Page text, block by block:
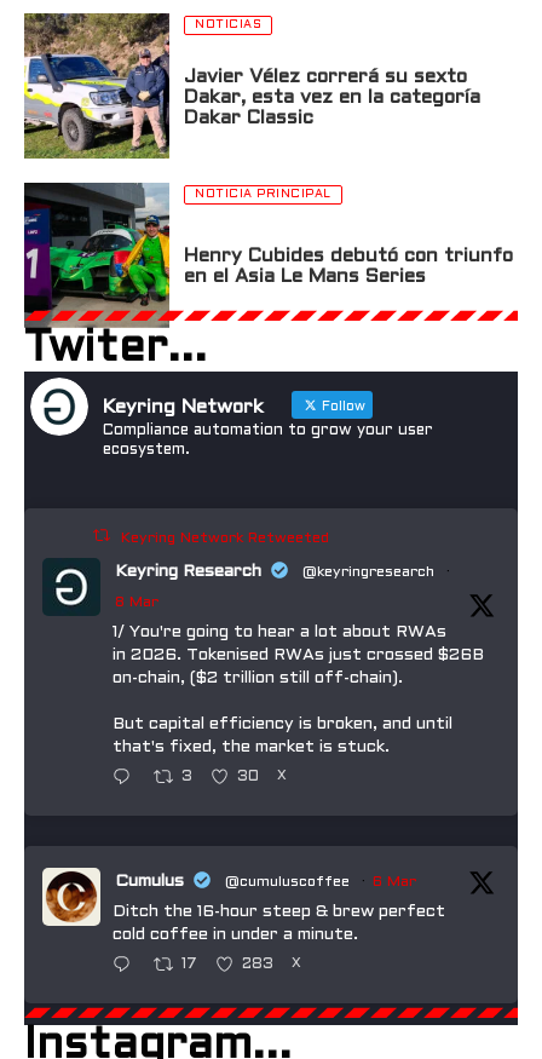
NOTICIAS
Javier Vélez correrá su sexto
Dakar, esta vez en la categoría
Dakar Classic
NOTICIA PRINCIPAL
Henry Cubides debutó con triunfo
en el Asia Le Mans Series
Twiter...
Keyring Network Follow
Compliance automation to grow your user
ecosystem.
Keyring Network Retweeted
Keyring Research @keyringresearch ·
8 Mar
1/ You're going to hear a lot about RWAs
in 2026. Tokenised RWAs just crossed $26B
on-chain, ($2 trillion still off-chain).
But capital efficiency is broken, and until
that's fixed, the market is stuck.
3 30 X
Cumulus @cumuluscoffee · 6 Mar
Ditch the 16-hour steep & brew perfect
cold coffee in under a minute.
17 283 X
Instagram...